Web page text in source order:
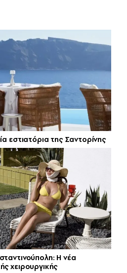
εστιατόρια της Σαντορίνης
Η νέα
χειρουργικής